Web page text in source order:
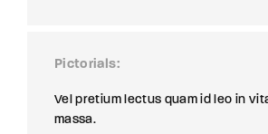
Pictorials
Vel pretium lectus quam id leo in
massa.